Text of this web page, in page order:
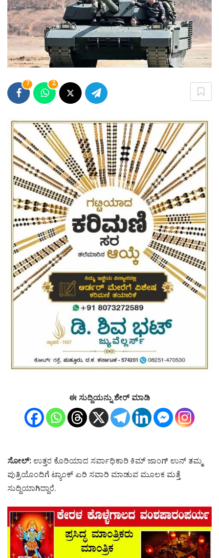
7 2
ಈ ಸುದ್ದಿಯನ್ನು ಶೇರ್ ಮಾಡಿ
ಸೋಲ್:ಉತ್ತರ ಕೊರಿಯಾದ ಸರ್ವಾಧಿಕಾರಿ ಕಿಮ್ ಜಾಂಗ್ ಉನ್ ತಮ್ಮ
ಪುತ್ರಿಯೊಂದಿಗೆ ಟ್ಯಾಂಕ್ ಏರಿ ಸವಾರಿ ಮಾಡುವ ಮೂಲಕ ಮತ್ತೆ
ಸುದ್ದಿಯಾಗಿದ್ದಾರೆ.